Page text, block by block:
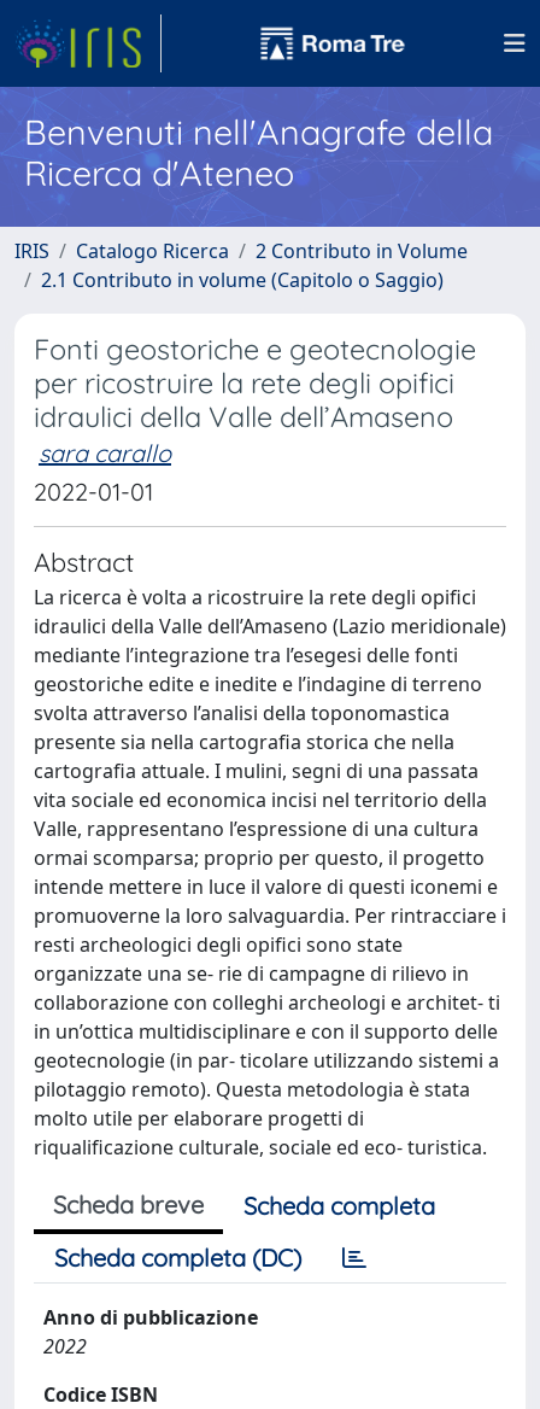
Benvenuti nell'Anagrafe della
Ricerca d'Ateneo
IRIS Catalogo Ricerca
2 Contributo in Volume
2.1 Contributo in volume (Capitolo o Saggio)
Fonti geostoriche e geotecnologie
per ricostruire la rete degli opifici
idraulici della Valle dell’Amaseno
sara carallo
2022-01-01
Abstract
La ricerca è volta a ricostruire la rete degli opifici
idraulici della Valle dell’Amaseno (Lazio meridionale)
mediante l’integrazione tra l’esegesi delle fonti
geostoriche edite e inedite e l’indagine di terreno
svolta attraverso l’analisi della toponomastica
presente sia nella cartografia storica che nella
cartografia attuale. I mulini, segni di una passata
vita sociale ed economica incisi nel territorio della
Valle, rappresentano l’espressione di una cultura
ormai scomparsa; proprio per questo, il progetto
intende mettere in luce il valore di questi iconemi e
promuoverne la loro salvaguardia. Per rintracciare i
resti archeologici degli opifici sono state
organizzate una se- rie di campagne di rilievo in
collaborazione con colleghi archeologi e architet- ti
in un’ottica multidisciplinare e con il supporto delle
geotecnologie (in par- ticolare utilizzando sistemi a
pilotaggio remoto). Questa metodologia è stata
molto utile per elaborare progetti di
riqualificazione culturale, sociale ed eco- turistica.
Scheda breve
Scheda completa
Scheda completa (DC)
Anno di pubblicazione
2022
Codice ISBN